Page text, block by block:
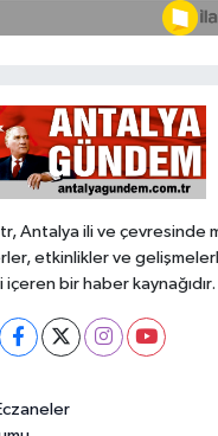
Antalya ili ve çevresinde
etkinlikler ve
içeren bir haber kaynağıdır.